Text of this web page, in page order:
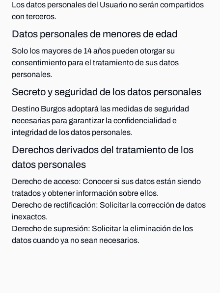
Los datos personales del Usuario no serán compartidos
con terceros.
Datos personales de menores de edad
Solo los mayores de 14 años pueden otorgar su
consentimiento para el tratamiento de sus datos
personales.
Secreto y seguridad de los datos personales
Destino Burgos adoptará las medidas de seguridad
necesarias para garantizar la confidencialidad e
integridad de los datos personales.
Derechos derivados del tratamiento de los
datos personales
Derecho de acceso: Conocer si sus datos están siendo
tratados y obtener información sobre ellos.
Derecho de rectificación: Solicitar la corrección de datos
inexactos.
Derecho de supresión: Solicitar la eliminación de los
datos cuando ya no sean necesarios.